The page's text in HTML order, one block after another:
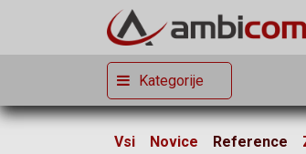
Kategorije
Vsi Novice Reference